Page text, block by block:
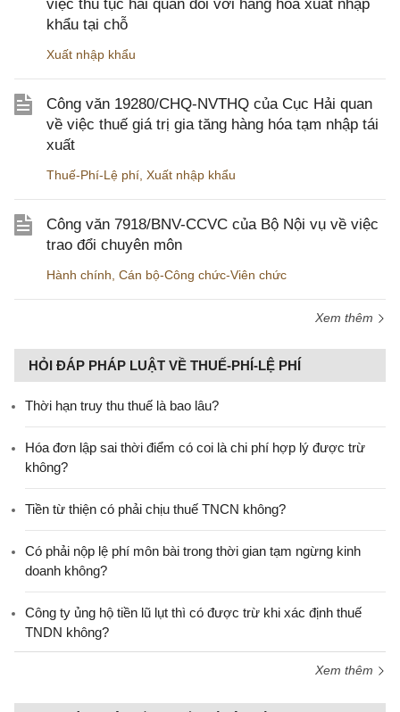
việc thủ tục hải quan đối với hàng hóa xuất nhập
khẩu tại chỗ
Xuất nhập khẩu
Công văn 19280/CHQ-NVTHQ của Cục Hải quan
về việc thuế giá trị gia tăng hàng hóa tạm nhập tái
xuất
Thuế-Phí-Lệ phí Xuất nhập khẩu
Công văn 7918/BNV-CCVC của Bộ Nội vụ về việc
trao đổi chuyên môn
Hành chính Cán bộ-Công chức-Viên chức
Xem thêm
HỎI ĐÁP PHÁP LUẬT VỀ THUẾ-PHÍ-LỆ PHÍ
Thời hạn truy thu thuế là bao lâu?
Hóa đơn lập sai thời điểm có coi là chi phí hợp lý được trừ
không?
Tiền từ thiện có phải chịu thuế TNCN không?
Có phải nộp lệ phí môn bài trong thời gian tạm ngừng kinh
doanh không?
Công ty ủng hộ tiền lũ lụt thì có được trừ khi xác định thuế
TNDN không?
Xem thêm